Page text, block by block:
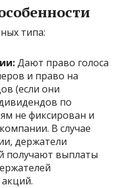
типа:
Дают право голоса
и право на
(если они
по
не фиксирован и
В случае
держатели
получают выплаты